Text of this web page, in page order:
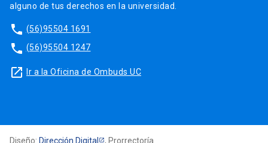
alguno de tus derechos en la universidad.
phone (56)95504 1691
phone (56)95504 1247
launch Ir a la Oficina de Ombuds UC
Diseño: Dirección Digital , Prorrectoría